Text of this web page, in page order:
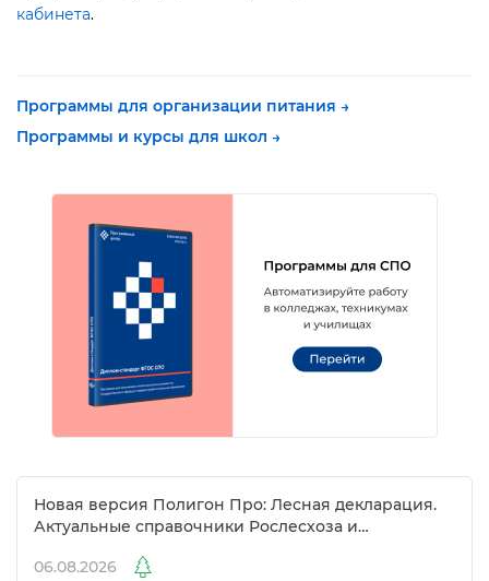
кабинета.
Программы для организации питания →
Программы и курсы для школ →
Новая версия Полигон Про: Лесная декларация.
Актуальные справочники Рослесхоза и
06.08.2026